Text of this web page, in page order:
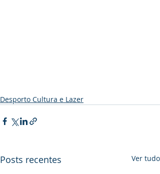
Desporto Cultura e Lazer
Posts recentes Ver tudo